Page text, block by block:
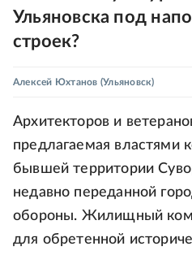
Ульяновска под
строек?
Алексей Юхтанов (Ульяновск)
Архитекторов и
предлагаемая властями
бывшей территории
недавно переданной
обороны. Жилищный
для обретенной